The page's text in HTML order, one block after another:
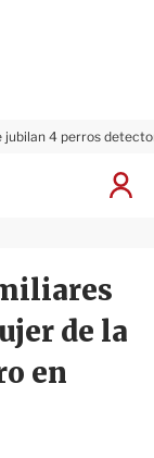
jubilan 4 perros
I
S
de la
en